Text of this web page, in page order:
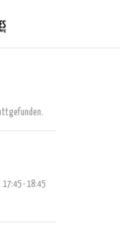
17:45-18:45